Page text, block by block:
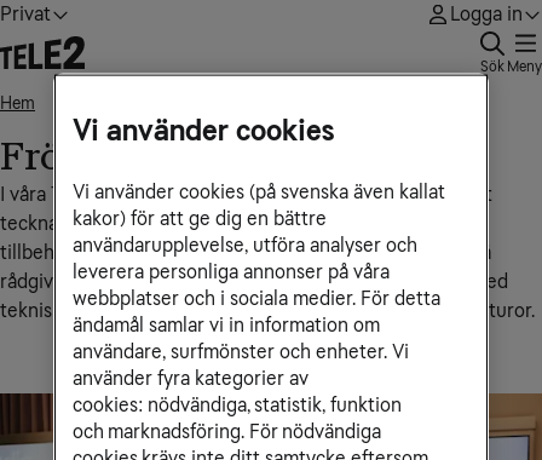
Privat Logga in
Sök Meny
Hem
Frölunda Torg
I våra Tele2‑butiker får du personlig hjälp med allt från att
teckna eller ändra abonnemang till att köpa mobiler och
tillbehör samt bredbands- och tv-abonnemang. Du kan få
rådgivning om vilken lösning som passar dig bäst, hjälp med
tekniska inställningar, nummerflytt eller support kring fakturor.
Vi använder cookies
Vi använder cookies (på svenska även kallat
kakor) för att ge dig en bättre
användarupplevelse, utföra analyser och
leverera personliga annonser på våra
webbplatser och i sociala medier. För detta
ändamål samlar vi in information om
användare, surfmönster och enheter. Vi
använder fyra kategorier av
cookies: nödvändiga, statistik, funktion
och marknadsföring. För nödvändiga